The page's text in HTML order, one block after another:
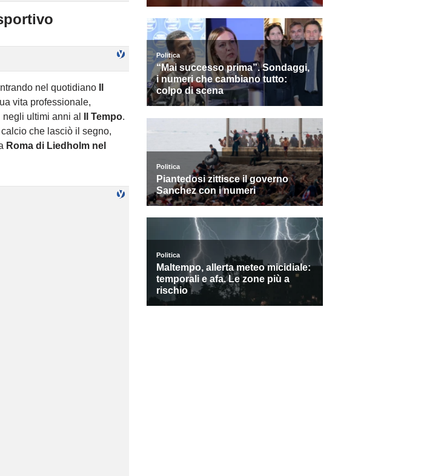
nel quotidiano
vita professionale,
ultimi anni al
Il Tempo.
che lasciò il segno,
Roma di Liedholm nel